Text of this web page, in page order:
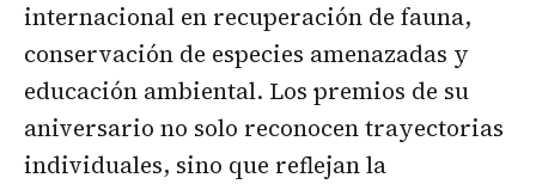
internacional en recuperación de fauna,
conservación de especies amenazadas y
educación ambiental. Los premios de su
aniversario no solo reconocen trayectorias
individuales, sino que reflejan la